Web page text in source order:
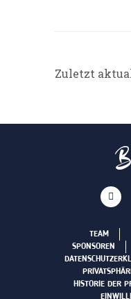
Zuletzt
TEAM
SPONSOREN
HISTORIE DER